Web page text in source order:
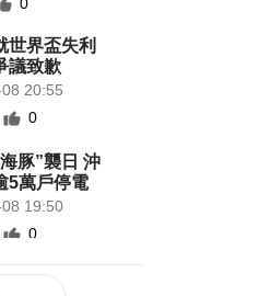
世界盃失利
議致歉
20:55
0
豚”襲日 沖
5萬戶停電
19:50
0